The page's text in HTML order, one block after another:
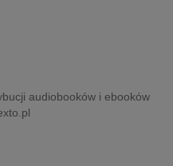
audiobooków i ebooków